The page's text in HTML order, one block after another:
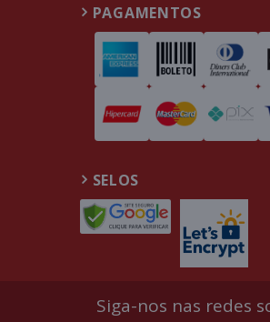
PAGAMENTOS
SELOS
Siga-nos nas redes